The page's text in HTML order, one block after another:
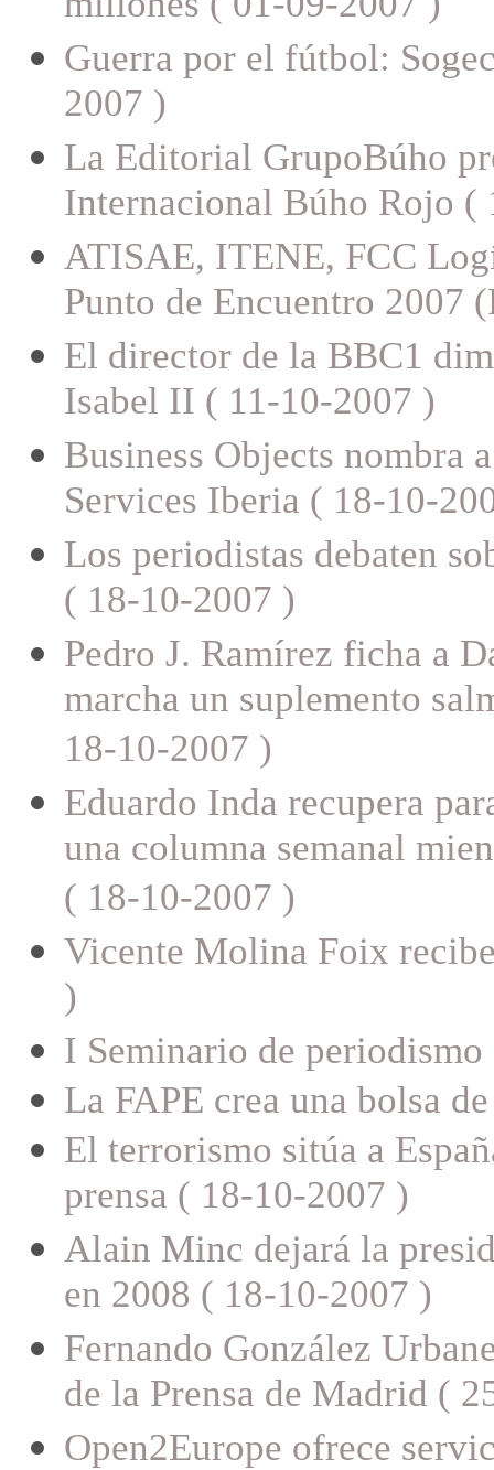
Guerra por el fútbol:
2007 )
La Editorial GrupoBúho
Internacional Búho Rojo (
ATISAE, ITENE, FCC
Punto de Encuentro 2007
El director de la BBC1
Isabel II ( 11-10-2007 )
Business Objects nombra
Services Iberia ( 18-10-
Los periodistas debaten
( 18-10-2007 )
Pedro J. Ramírez ficha a
marcha un suplemento
18-10-2007 )
Eduardo Inda recupera
una columna semanal
( 18-10-2007 )
Vicente Molina Foix
)
I Seminario de
La FAPE crea una bolsa
El terrorismo sitúa a
prensa ( 18-10-2007 )
Alain Minc dejará la
en 2008 ( 18-10-2007 )
Fernando González
de la Prensa de Madrid (
Open2Europe ofrece